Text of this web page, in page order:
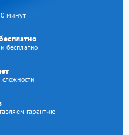
минут
бесплатно
гарантию